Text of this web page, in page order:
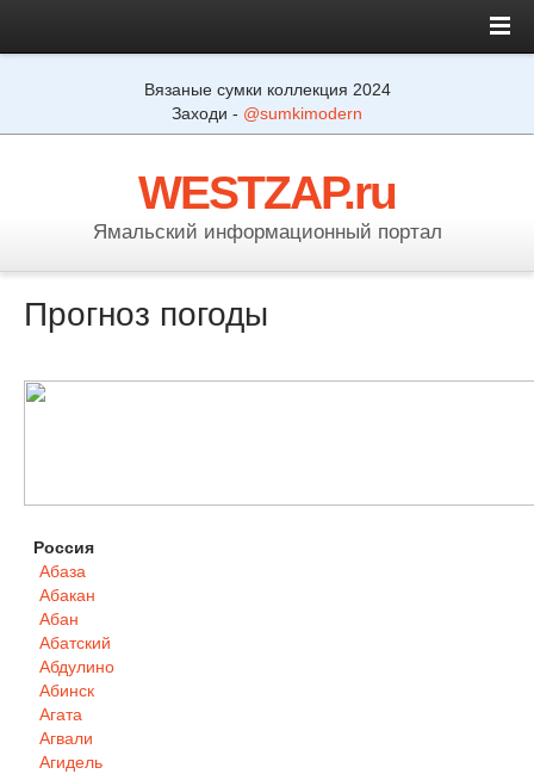
Вязаные сумки коллекция 2024
Заходи - @sumkimodern
WESTZAP.ru
Ямальский информационный портал
Прогноз погоды
Россия
Абаза
Абакан
Абан
Абатский
Абдулино
Абинск
Агата
Агвали
Агидель